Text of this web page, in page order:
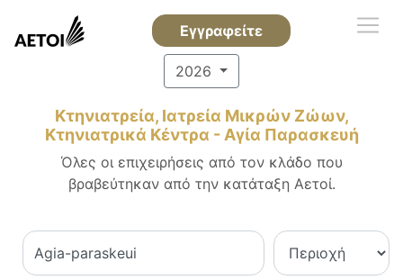
Εγγραφείτε
2026
Κτηνιατρεία, Ιατρεία Μικρών Ζώων,
Κτηνιατρικά Κέντρα - Αγία Παρασκευή
Όλες οι επιχειρήσεις από τον κλάδο που
βραβεύτηκαν από την κατάταξη Αετοί.